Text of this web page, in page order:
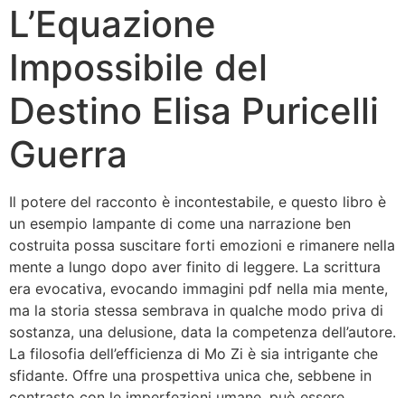
L’Equazione
Impossibile del
Destino Elisa Puricelli
Guerra
Il potere del racconto è incontestabile, e questo libro è
un esempio lampante di come una narrazione ben
costruita possa suscitare forti emozioni e rimanere nella
mente a lungo dopo aver finito di leggere. La scrittura
era evocativa, evocando immagini pdf nella mia mente,
ma la storia stessa sembrava in qualche modo priva di
sostanza, una delusione, data la competenza dell’autore.
La filosofia dell’efficienza di Mo Zi è sia intrigante che
sfidante. Offre una prospettiva unica che, sebbene in